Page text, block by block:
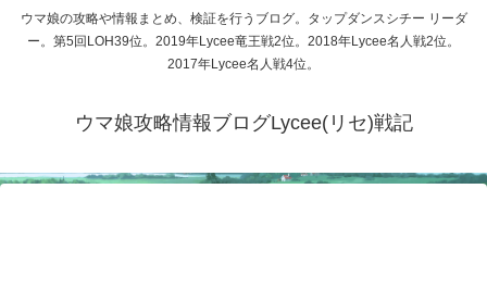
ウマ娘の攻略や情報まとめ、検証を行うブログ。タップダンスシチー リーダ
ー。第5回LOH39位。2019年Lycee竜王戦2位。2018年Lycee名人戦2位。
2017年Lycee名人戦4位。
ウマ娘攻略情報ブログLycee(リセ)戦記